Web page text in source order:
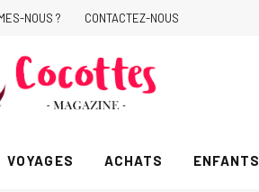
NOUS ? CONTACTEZ-NOUS
VOYAGES ACHATS ENFANTS